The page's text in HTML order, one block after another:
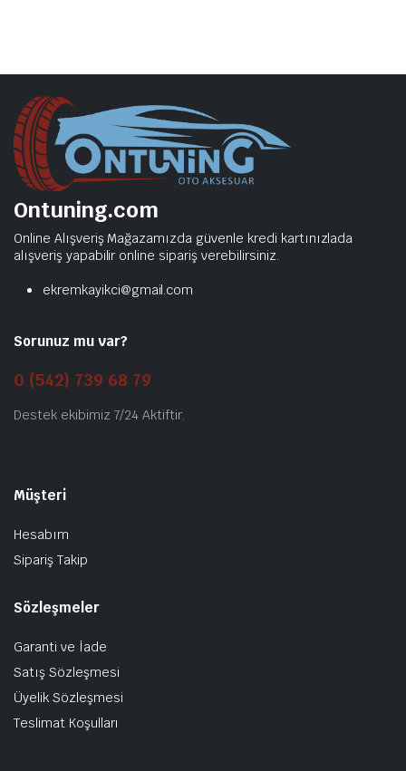
Ontuning.com
Online Alışveriş Mağazamızda güvenle kredi kartınızlada
alışveriş yapabilir online sipariş verebilirsiniz.
ekremkayikci@gmail.com
Sorunuz mu var?
0 (542) 739 68 79
Destek ekibimiz 7/24 Aktiftir.
Müşteri
Hesabım
Sipariş Takip
Sözleşmeler
Garanti ve İade
Satış Sözleşmesi
Üyelik Sözleşmesi
Teslimat Koşulları